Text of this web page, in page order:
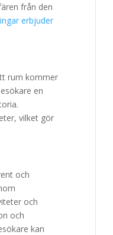
från den
erbjuder
rum kommer
en
vilket gör
och
och
och
kan